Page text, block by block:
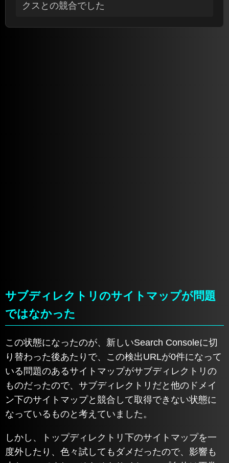
クスとの競合でした
サブディレクトリのサイトマップが問題
ではなかった
この状態になったのが、新しいSearch Consoleに切
り替わった後あたりで、この検出URLが0件になって
いる問題のあるサイトマップがサブディレクトリの
ものだったので、サブディレクトリだと他のドメイ
ン下のサイトマップと競合して取得できない状態に
なっているものと考えていました。
しかし、トップディレクトリ下のサイトマップを一
度外したり、色々試してもダメだったので、影響も